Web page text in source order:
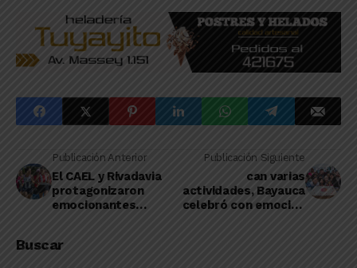
Publicación Anterior
El CAEL y Rivadavia
protagonizaron
emocionantes
Publicación Siguiente
can varias
actividades, Bayauca
celebró con emoción
Buscar